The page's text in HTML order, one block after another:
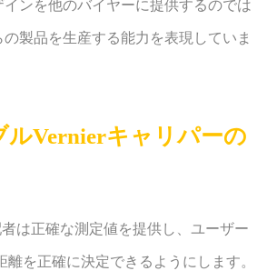
インを他のバイヤーに提供するのでは
製品を生産する能力を表現していま
ルVernierキャリパーの
は正確な測定値を提供し、ユーザー
離を正確に決定できるようにします。